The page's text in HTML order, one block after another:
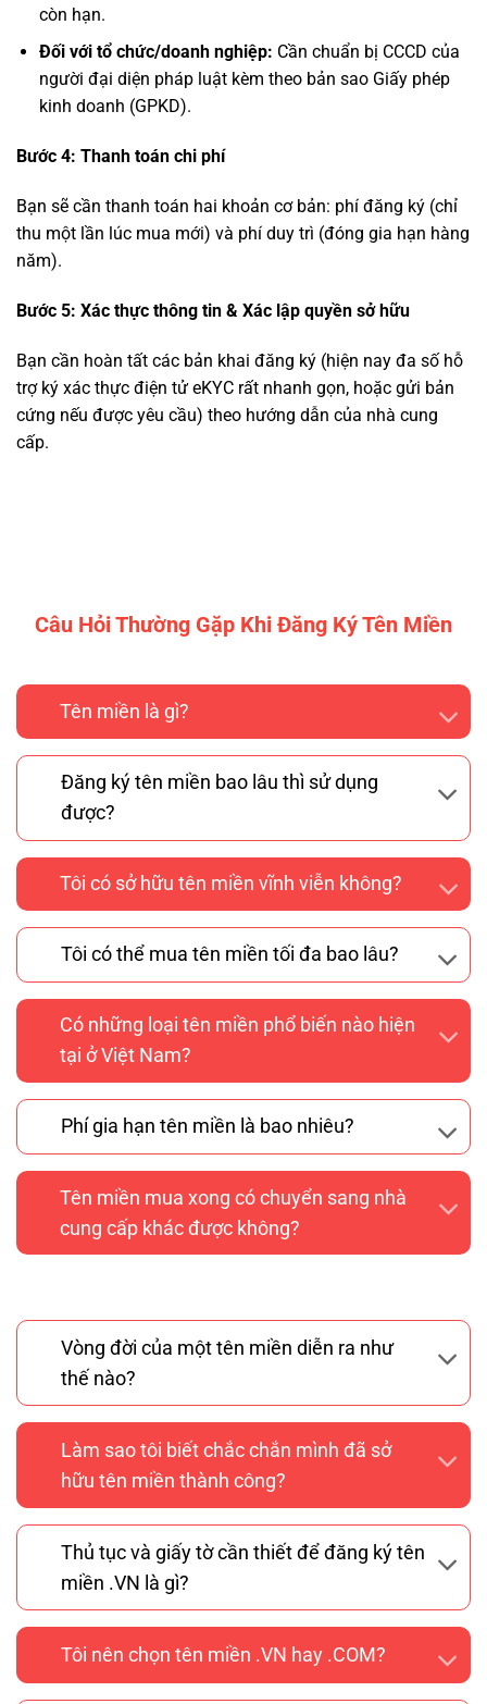
còn hạn.
Đối với tổ chức/doanh nghiệp: Cần chuẩn bị CCCD của
người đại diện pháp luật kèm theo bản sao Giấy phép
kinh doanh (GPKD).
Bước 4: Thanh toán chi phí
Bạn sẽ cần thanh toán hai khoản cơ bản: phí đăng ký (chỉ
thu một lần lúc mua mới) và phí duy trì (đóng gia hạn hàng
năm).
Bước 5: Xác thực thông tin & Xác lập quyền sở hữu
Bạn cần hoàn tất các bản khai đăng ký (hiện nay đa số hỗ
trợ ký xác thực điện tử eKYC rất nhanh gọn, hoặc gửi bản
cứng nếu được yêu cầu) theo hướng dẫn của nhà cung
cấp.
Câu Hỏi Thường Gặp Khi Đăng Ký Tên Miền
Tên miền là gì?
Đăng ký tên miền bao lâu thì sử dụng
được?
Tôi có sở hữu tên miền vĩnh viễn không?
Tôi có thể mua tên miền tối đa bao lâu?
Có những loại tên miền phổ biến nào hiện
tại ở Việt Nam?
Phí gia hạn tên miền là bao nhiêu?
Tên miền mua xong có chuyển sang nhà
cung cấp khác được không?
Vòng đời của một tên miền diễn ra như
thế nào?
Làm sao tôi biết chắc chắn mình đã sở
hữu tên miền thành công?
Thủ tục và giấy tờ cần thiết để đăng ký tên
miền .VN là gì?
Tôi nên chọn tên miền .VN hay .COM?